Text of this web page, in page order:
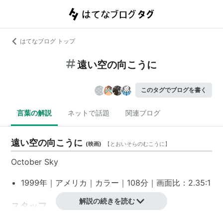
はてなブログ トップ
遠い空の向こうに
このタグでブログを書く
言葉の解説 ネットで話題 関連ブログ
遠い空の向こうに (映画) 【 とおいそらのむこうに】
October Sky
1999年｜アメリカ｜カラー｜108分｜画面比：2.35:1
スタッフ 解説の続きを読む